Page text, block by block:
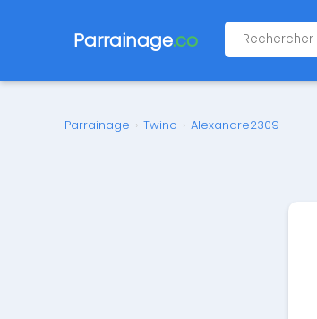
Parrainage.co
Parrainage › Twino › Alexandre2309